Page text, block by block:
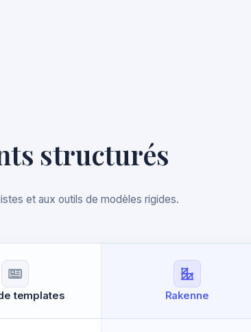
structurés
et aux outils de modèles rigides.
templates Rakenne